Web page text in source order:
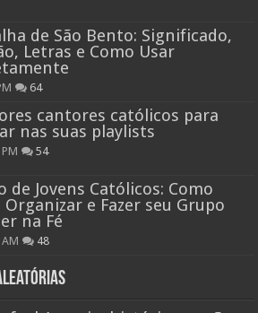
de São Bento: Significado,
Letras e Como Usar
64
cantores católicos para
nas suas playlists
54
de Jovens Católicos: Como
Organizar e Fazer seu Grupo
na Fé
AM 48